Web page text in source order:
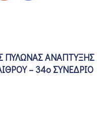
ΠΥΛΩΝΑΣ ΑΝΑΠΤΥΞΗΣ
– 34o ΣΥΝΕΔΡΙΟ